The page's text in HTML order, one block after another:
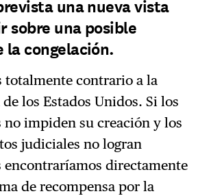
una nueva vista
sobre una posible
la congelación.
totalmente contrario a la
los Estados Unidos. Si los
impiden su creación y los
judiciales no logran
encontraríamos directamente
de recompensa por la